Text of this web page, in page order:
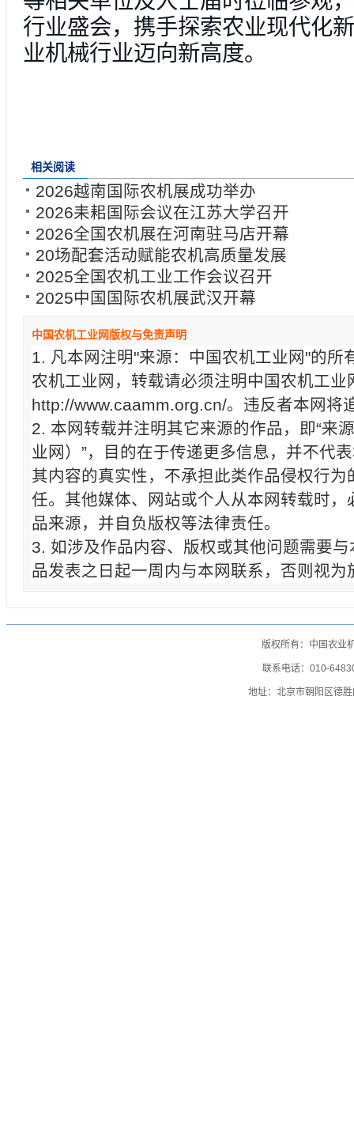
行业盛会，携手探索农业现代化
业机械行业迈向新高度。
相关阅读
2026越南国际农机展成功举办
2026耒耜国际会议在江苏大学召开
2026全国农机展在河南驻马店开幕
20场配套活动赋能农机高质量发展
2025全国农机工业工作会议召开
2025中国国际农机展武汉开幕
中国农机工业网版权与免责声明
1. 凡本网注明"来源：中国农机工业网"的所
农机工业网，转载请必须注明中国农机工业
http://www.caamm.org.cn/。违反者本网将
2. 本网转载并注明其它来源的作品，即“来
业网）”，目的在于传递更多信息，并不代
其内容的真实性，不承担此类作品侵权行为
任。其他媒体、网站或个人从本网转载时，
品来源，并自负版权等法律责任。
3. 如涉及作品内容、版权或其他问题需要
品发表之日起一周内与本网联系，否则视为
版权所有：中国农
联系电话：010-
地址：北京市朝阳区德